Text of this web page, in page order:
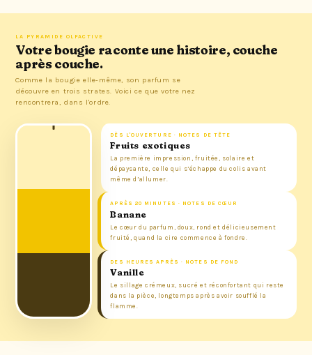
LA PYRAMIDE OLFACTIVE
Votre bougie raconte une histoire, couche
après couche.
Comme la bougie elle-même, son parfum se
découvre en trois strates. Voici ce que votre nez
rencontrera, dans l'ordre.
DÈS L'OUVERTURE · NOTES DE TÊTE
Fruits exotiques
La première impression, fruitée, solaire et
dépaysante, celle qui s’échappe du colis avant
même d’allumer.
APRÈS 20 MINUTES · NOTES DE CŒUR
Banane
Le cœur du parfum, doux, rond et délicieusement
fruité, quand la cire commence à fondre.
DES HEURES APRÈS · NOTES DE FOND
Vanille
Le sillage crémeux, sucré et réconfortant qui reste
dans la pièce, longtemps après avoir soufflé la
flamme.